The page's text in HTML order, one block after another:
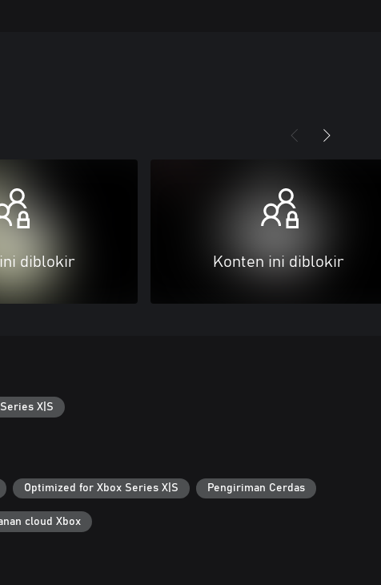
diblokir Konten ini diblokir
Series X|S
Optimized for Xbox Series X|S Pengiriman Cerdas
cloud Xbox